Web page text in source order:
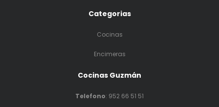
Categorias
Cocinas
Encimeras
Cocinas Guzmán
Telefono: 952 66 51 51